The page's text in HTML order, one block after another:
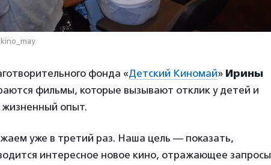
фонда «Детский Киномай» Ирины
фильмы, которые вызывают отклик у детей и
опыт.
уже в третий раз. Наша цель — показать,
интересное новое кино, отражающее запросы